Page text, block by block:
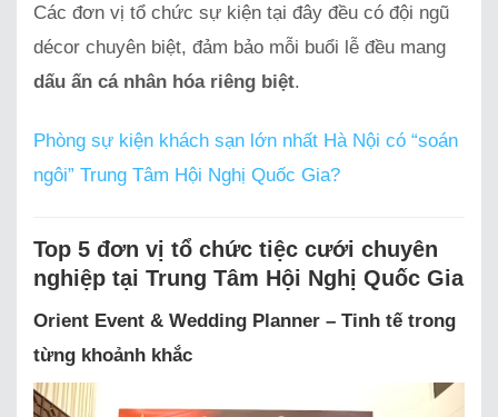
Các đơn vị tổ chức sự kiện tại đây đều có đội ngũ
décor chuyên biệt, đảm bảo mỗi buổi lễ đều mang
dấu ấn cá nhân hóa riêng biệt.
Phòng sự kiện khách sạn lớn nhất Hà Nội có “soán
ngôi” Trung Tâm Hội Nghị Quốc Gia?
Top 5 đơn vị tổ chức tiệc cưới chuyên
nghiệp tại Trung Tâm Hội Nghị Quốc Gia
Orient Event & Wedding Planner – Tinh tế trong
từng khoảnh khắc